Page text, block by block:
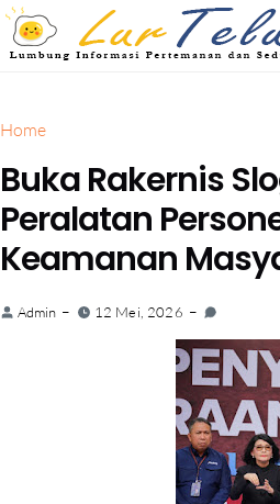
Home
Buka Rakernis
Peralatan
Keamanan
Admin 12 Mei, 2026